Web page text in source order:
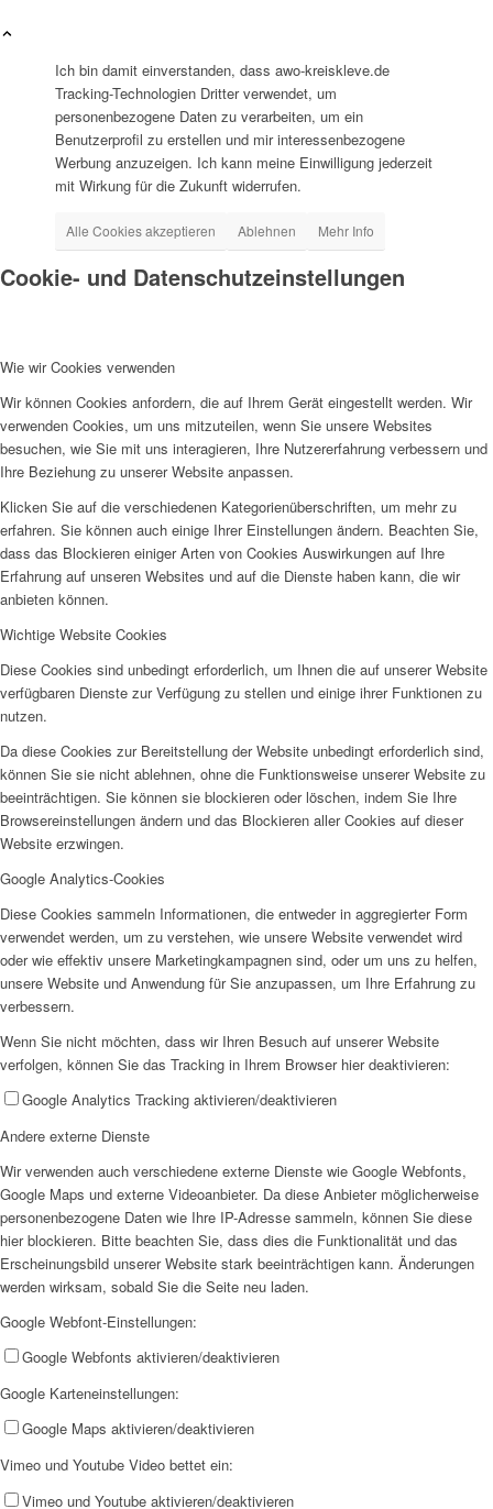
AHOI
AHOI II
PKD
– die Termine
Kinderschutz
Offene Jugendarbeit
Kita
Unser Konzept
Ich bin damit einverstanden, dass awo-kreiskleve.de
Tracking-Technologien Dritter verwendet, um
personenbezogene Daten zu verarbeiten, um ein
Benutzerprofil zu erstellen und mir interessenbezogene
Werbung anzuzeigen. Ich kann meine Einwilligung jederzeit
mit Wirkung für die Zukunft widerrufen.
Alle Cookies akzeptieren Ablehnen Mehr Info
Cookie- und Datenschutzeinstellungen
Wie wir Cookies verwenden
Wir können Cookies anfordern, die auf Ihrem Gerät eingestellt werden. Wir
verwenden Cookies, um uns mitzuteilen, wenn Sie unsere Websites
besuchen, wie Sie mit uns interagieren, Ihre Nutzererfahrung verbessern und
Ihre Beziehung zu unserer Website anpassen.
Klicken Sie auf die verschiedenen Kategorienüberschriften, um mehr zu
erfahren. Sie können auch einige Ihrer Einstellungen ändern. Beachten Sie,
dass das Blockieren einiger Arten von Cookies Auswirkungen auf Ihre
Erfahrung auf unseren Websites und auf die Dienste haben kann, die wir
anbieten können.
Wichtige Website Cookies
Diese Cookies sind unbedingt erforderlich, um Ihnen die auf unserer Website
verfügbaren Dienste zur Verfügung zu stellen und einige ihrer Funktionen zu
nutzen.
Da diese Cookies zur Bereitstellung der Website unbedingt erforderlich sind,
können Sie sie nicht ablehnen, ohne die Funktionsweise unserer Website zu
beeinträchtigen. Sie können sie blockieren oder löschen, indem Sie Ihre
Browsereinstellungen ändern und das Blockieren aller Cookies auf dieser
Website erzwingen.
Google Analytics-Cookies
Diese Cookies sammeln Informationen, die entweder in aggregierter Form
verwendet werden, um zu verstehen, wie unsere Website verwendet wird
oder wie effektiv unsere Marketingkampagnen sind, oder um uns zu helfen,
unsere Website und Anwendung für Sie anzupassen, um Ihre Erfahrung zu
verbessern.
Wenn Sie nicht möchten, dass wir Ihren Besuch auf unserer Website
verfolgen, können Sie das Tracking in Ihrem Browser hier deaktivieren:
Google Analytics Tracking aktivieren/deaktivieren
Andere externe Dienste
Wir verwenden auch verschiedene externe Dienste wie Google Webfonts,
Google Maps und externe Videoanbieter. Da diese Anbieter möglicherweise
personenbezogene Daten wie Ihre IP-Adresse sammeln, können Sie diese
hier blockieren. Bitte beachten Sie, dass dies die Funktionalität und das
Erscheinungsbild unserer Website stark beeinträchtigen kann. Änderungen
werden wirksam, sobald Sie die Seite neu laden.
Google Webfont-Einstellungen:
Google Webfonts aktivieren/deaktivieren
Google Karteneinstellungen:
Google Maps aktivieren/deaktivieren
Vimeo und Youtube Video bettet ein:
Vimeo und Youtube aktivieren/deaktivieren